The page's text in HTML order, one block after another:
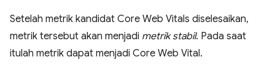
Setelah metrik kandidat Core Web Vitals diselesaikan,
metrik tersebut akan menjadi metrik stabil. Pada saat
itulah metrik dapat menjadi Core Web Vital.